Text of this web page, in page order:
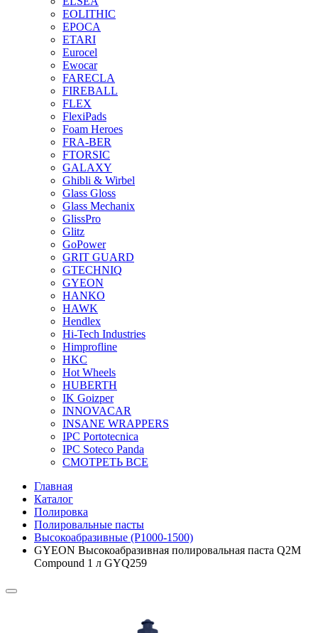
EOLITHIC
EPOCA
ETARI
Eurocel
Ewocar
FARECLA
FIREBALL
FLEX
FlexiPads
Foam Heroes
FRA-BER
FTORSIC
GALAXY
Ghibli & Wirbel
Glass Gloss
Glass Mechanix
GlissPro
Glitz
GoPower
GRIT GUARD
GTECHNIQ
GYEON
HANKO
HAWK
Hendlex
Hi-Tech Industries
Himprofline
HKC
Hot Wheels
HUBERTH
IK Goizper
INNOVACAR
INSANE WRAPPERS
IPC Portotecnica
IPC Soteco Panda
СМОТРЕТЬ ВСЕ
Главная
Каталог
Полировка
Полировальные пасты
Высокоабразивные (P1000-1500)
GYEON Высокоабразивная полировальная паста Q2M
Compound 1 л GYQ259